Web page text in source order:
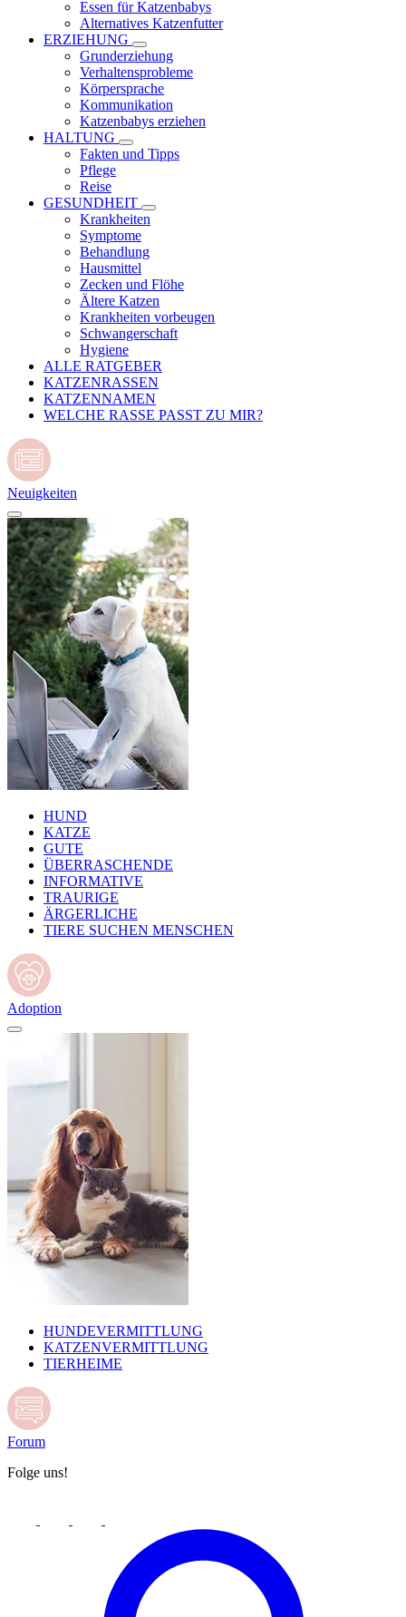
Essen für Katzenbabys
Alternatives Katzenfutter
ERZIEHUNG
Grunderziehung
Verhaltensprobleme
Körpersprache
Kommunikation
Katzenbabys erziehen
HALTUNG
Fakten und Tipps
Pflege
Reise
GESUNDHEIT
Krankheiten
Symptome
Behandlung
Hausmittel
Zecken und Flöhe
Ältere Katzen
Krankheiten vorbeugen
Schwangerschaft
Hygiene
ALLE RATGEBER
KATZENRASSEN
KATZENNAMEN
WELCHE RASSE PASST ZU MIR?
Neuigkeiten
HUND
KATZE
GUTE
ÜBERRASCHENDE
INFORMATIVE
TRAURIGE
ÄRGERLICHE
TIERE SUCHEN MENSCHEN
Adoption
HUNDEVERMITTLUNG
KATZENVERMITTLUNG
TIERHEIME
Forum
Folge uns!